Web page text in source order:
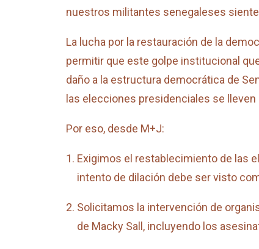
nuestros militantes senegaleses
La lucha por la restauración de la
permitir que este golpe institucional
daño a la estructura democrática de
las elecciones presidenciales se
Por eso, desde M+J:
Exigimos el restablecimiento de las
intento de dilación debe ser visto
Solicitamos la intervención de
de Macky Sall, incluyendo los